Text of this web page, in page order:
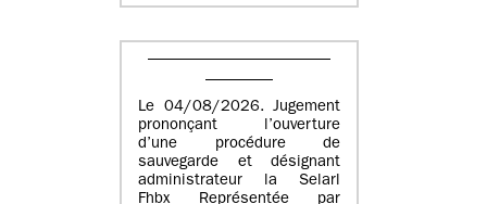
Le 04/08/2026. Jugement
prononçant l’ouverture
d’une procédure de
sauvegarde et désignant
administrateur la Selarl
Fhbx Représentée par